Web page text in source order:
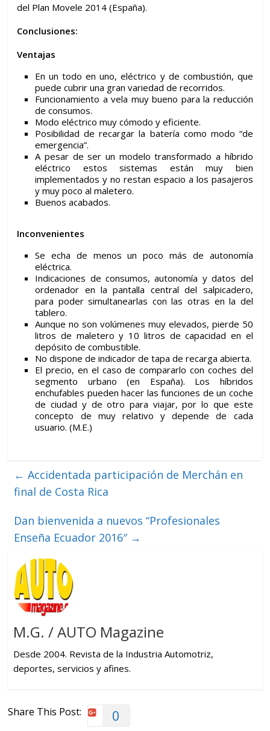
del Plan Movele 2014 (España).
Conclusiones:
Ventajas
En un todo en uno, eléctrico y de combustión, que
puede cubrir una gran variedad de recorridos.
Funcionamiento a vela muy bueno para la reducción
de consumos.
Modo eléctrico muy cómodo y eficiente.
Posibilidad de recargar la batería como modo “de
emergencia”.
A pesar de ser un modelo transformado a híbrido
eléctrico estos sistemas están muy bien
implementados y no restan espacio a los pasajeros
y muy poco al maletero.
Buenos acabados.
Inconvenientes
Se echa de menos un poco más de autonomía
eléctrica.
Indicaciones de consumos, autonomía y datos del
ordenador en la pantalla central del salpicadero,
para poder simultanearlas con las otras en la del
tablero.
Aunque no son volúmenes muy elevados, pierde 50
litros de maletero y 10 litros de capacidad en el
depósito de combustible.
No dispone de indicador de tapa de recarga abierta.
El precio, en el caso de compararlo con coches del
segmento urbano (en España). Los híbridos
enchufables pueden hacer las funciones de un coche
de ciudad y de otro para viajar, por lo que este
concepto de muy relativo y depende de cada
usuario. (M.E.)
← Accidentada participación de Merchán en
final de Costa Rica
Dan bienvenida a nuevos “Profesionales
Enseña Ecuador 2016″ →
M.G. / AUTO Magazine
Desde 2004. Revista de la Industria Automotriz,
deportes, servicios y afines.
Share This Post: 0